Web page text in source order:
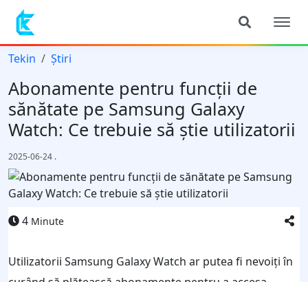
Tekin Știri
Abonamente pentru funcții de
sănătate pe Samsung Galaxy
Watch: Ce trebuie să știe utilizatorii
2025-06-24 .
4 Minute
Utilizatorii Samsung Galaxy Watch ar putea fi nevoiți în